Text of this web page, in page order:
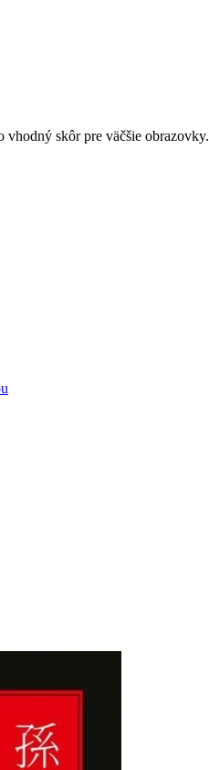
skôr pre väčšie obrazovky.